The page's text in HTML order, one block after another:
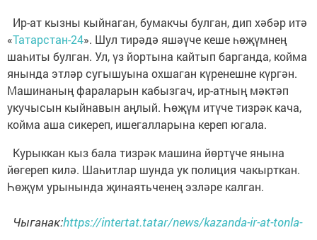
Ир-ат кызны кыйнаган, бумакчы булган, дип хәбәр итә
«Татарстан-24». Шул тирәдә яшәүче кеше һөҗүмнең
шаһиты булган. Ул, үз йортына кайтып барганда, койма
янында этләр сугышуына охшаган күренешне күргән.
Машинаның фараларын кабызгач, ир-атның мәктәп
укучысын кыйнавын аңлый. Һөҗүм итүче тизрәк кача,
койма аша сикереп, ишегалларына кереп югала.
Курыккан кыз бала тизрәк машина йөртүче янына
йөгереп килә. Шаһитлар шунда ук полиция чакырткан.
Һөҗүм урынында җинаятьченең эзләре калган.
Чыганак:https://intertat.tatar/news/kazanda-ir-at-tonla-